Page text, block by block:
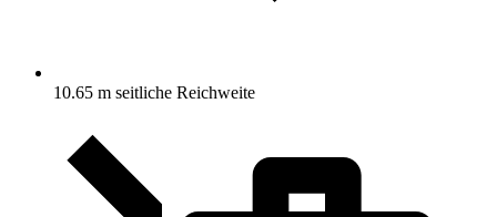
10.65 m seitliche Reichweite